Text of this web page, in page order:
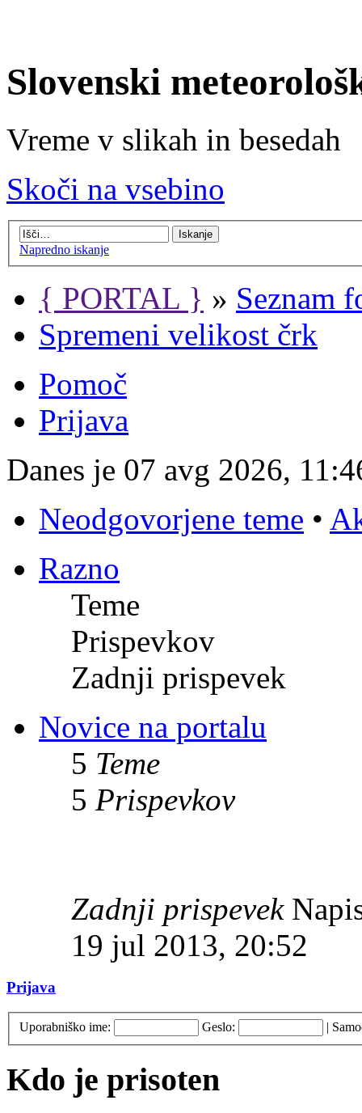
Slovenski
Vreme v slikah in besedah
Skoči na vsebino
Napredno iskanje
{ PORTAL } » Seznam
Spremeni velikost črk
Pomoč
Prijava
Danes je 07 avg 2026,
Neodgovorjene teme •
Razno
Teme
Prispevkov
Zadnji prispevek
Novice na portalu
5 Teme
5 Prispevkov
Zadnji prispevek
19 jul 2013, 20:52
Prijava
Uporabniško ime: Geslo: |
Kdo je prisoten